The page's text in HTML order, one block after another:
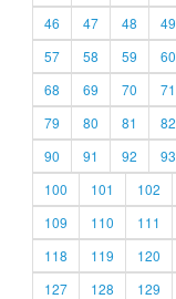
46
47 48 49
57
58 59 60
68
69 70 71
79
80 81 82
90
91 92 93
100
101 102
109
110 111
118
119 120
127
128 129